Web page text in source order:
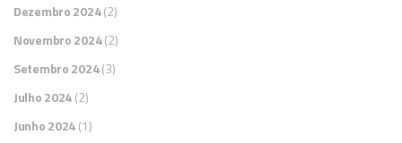
Dezembro 2024(2)
Novembro 2024(2)
Setembro 2024(3)
Julho 2024(2)
Junho 2024(1)